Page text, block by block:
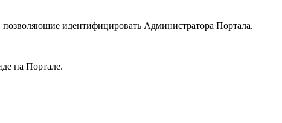
позволяющие идентифицировать Администратора Портала.
на Портале.